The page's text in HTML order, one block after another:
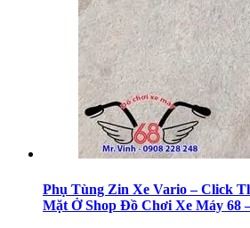
Phụ Tùng Zin Xe Vario – Click
Mặt Ở Shop Đồ Chơi Xe Máy 68